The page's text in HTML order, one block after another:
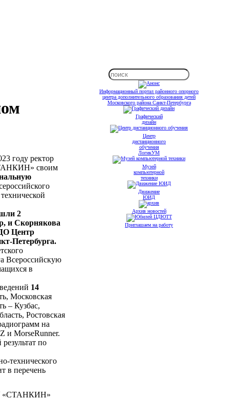
году ректор
своим
2
и Скорнякова
Центр
Петербурга.
Всероссийскую
в
14
Московская
– Кузбас,
Ростовская
на
и MorseRunner.
по
технического
в перечень
«СТАНКИН»
Информационный портал районного опорного
центра дополнительного образования детей
Московского района Санкт-Петербурга
Графический
дизайн
Центр
дистанционного
обучения
ЛогикУМ
Музей
компьютерной
техники
Движение
ЮИД
Архив новостей
Приглашаем на работу